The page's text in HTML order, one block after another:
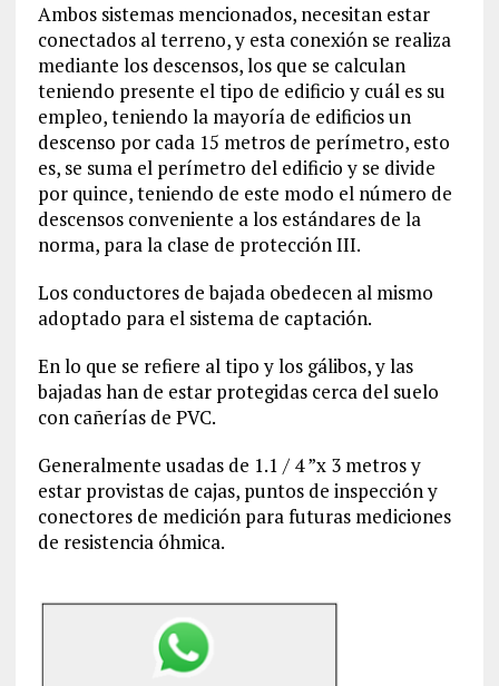
Ambos sistemas mencionados, necesitan estar
conectados al terreno, y esta conexión se realiza
mediante los descensos, los que se calculan
teniendo presente el tipo de edificio y cuál es su
empleo, teniendo la mayoría de edificios un
descenso por cada 15 metros de perímetro, esto
es, se suma el perímetro del edificio y se divide
por quince, teniendo de este modo el número de
descensos conveniente a los estándares de la
norma, para la clase de protección III.
Los conductores de bajada obedecen al mismo
adoptado para el sistema de captación.
En lo que se refiere al tipo y los gálibos, y las
bajadas han de estar protegidas cerca del suelo
con cañerías de PVC.
Generalmente usadas de 1.1 / 4 ”x 3 metros y
estar provistas de cajas, puntos de inspección y
conectores de medición para futuras mediciones
de resistencia óhmica.